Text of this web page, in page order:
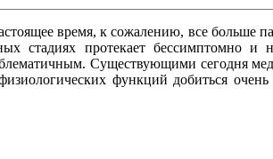
время, к сожалению, все больше
стадиях протекает бессимптомно и
Существующими сегодня
функций добиться